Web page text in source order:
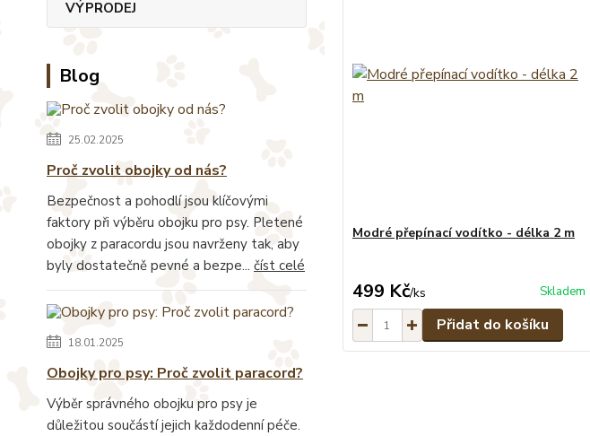
VÝPRODEJ
Blog
25.02.2025
Proč zvolit obojky od nás?
Bezpečnost a pohodlí jsou klíčovými
faktory při výběru obojku pro psy. Pletené
obojky z paracordu jsou navrženy tak, aby
byly dostatečně pevné a bezpe... číst celé
18.01.2025
Obojky pro psy: Proč zvolit paracord?
Výběr správného obojku pro psy je
důležitou součástí jejich každodenní péče.
Modré přepínací vodítko - délka 2 m
499 Kč/ks Skladem
Přidat do košíku